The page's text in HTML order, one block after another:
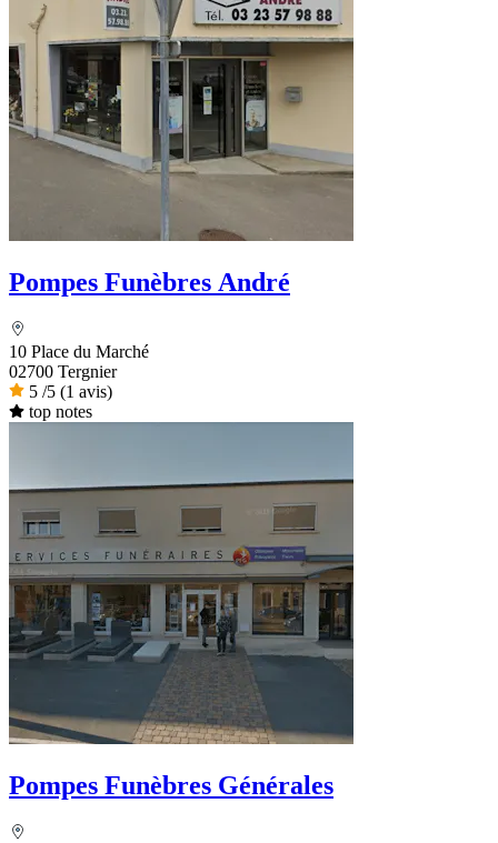
Pompes Funèbres André
10 Place du Marché
02700 Tergnier
5 /5 (1 avis)
top notes
Pompes Funèbres Générales